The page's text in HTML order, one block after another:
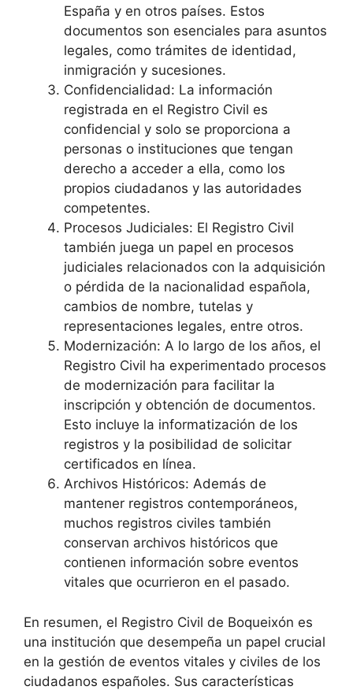
España y en otros países. Estos
documentos son esenciales para asuntos
legales, como trámites de identidad,
inmigración y sucesiones.
Confidencialidad: La información
registrada en el Registro Civil es
confidencial y solo se proporciona a
personas o instituciones que tengan
derecho a acceder a ella, como los
propios ciudadanos y las autoridades
competentes.
Procesos Judiciales: El Registro Civil
también juega un papel en procesos
judiciales relacionados con la adquisición
o pérdida de la nacionalidad española,
cambios de nombre, tutelas y
representaciones legales, entre otros.
Modernización: A lo largo de los años, el
Registro Civil ha experimentado procesos
de modernización para facilitar la
inscripción y obtención de documentos.
Esto incluye la informatización de los
registros y la posibilidad de solicitar
certificados en línea.
Archivos Históricos: Además de
mantener registros contemporáneos,
muchos registros civiles también
conservan archivos históricos que
contienen información sobre eventos
vitales que ocurrieron en el pasado.
En resumen, el Registro Civil de Boqueixón es
una institución que desempeña un papel crucial
en la gestión de eventos vitales y civiles de los
ciudadanos españoles. Sus características